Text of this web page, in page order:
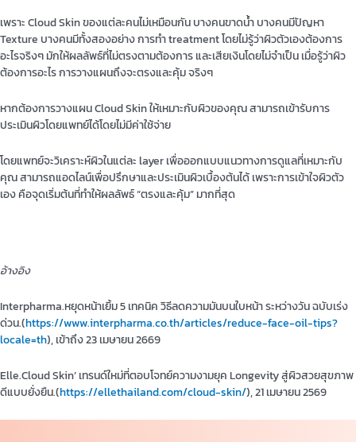
เพราะ Cloud Skin ของแต่ละคนไม่เหมือนกัน บางคนขาดน้ำ บางคนมีปัญหา
Texture บางคนมีทั้งสองอย่าง การทำ treatment โดยไม่รู้ว่าผิวตัวเองต้องการ
อะไรจริงๆ มักให้ผลลัพธ์ที่ไม่ตรงตามต้องการ และเสียเงินโดยไม่จำเป็น เมื่อรู้ว่าผิว
ต้องการอะไร การวางแผนถึงจะตรงและคุ้ม จริงๆ
หากต้องการวางแผน Cloud Skin ให้เหมาะกับผิวของคุณ สามารถเข้ารับการ
ประเมินผิวโดยแพทย์ได้โดยไม่มีค่าใช้จ่าย
โดยแพทย์จะวิเคราะห์ผิวในแต่ละ layer เพื่อออกแบบแนวทางการดูแลที่เหมาะกับ
คุณ สามารถแอดไลน์เพื่อปรึกษาและประเมินผิวเบื้องต้นได้ เพราะการเข้าใจผิวตัว
เอง คือจุดเริ่มต้นที่ทำให้ผลลัพธ์ “ตรงและคุ้ม” มากที่สุด
อ้างอิง
Interpharma.หยุดหน้าเยิ้ม 5 เทคนิค วิธีลดความมันบนใบหน้า ระหว่างวัน ฉบับเร่ง
ด่วน.(https://www.interpharma.co.th/articles/reduce-face-oil-tips?
locale=th), เข้าถึง 23 เมษายน 2669
Elle.Cloud Skin’ เทรนด์ใหม่ที่ตอบโจทย์ความงามยุค Longevity สู่ผิวสวยสุขภาพ
ดีแบบยั่งยืน.(https://ellethailand.com/cloud-skin/), 21 เมษายน 2569